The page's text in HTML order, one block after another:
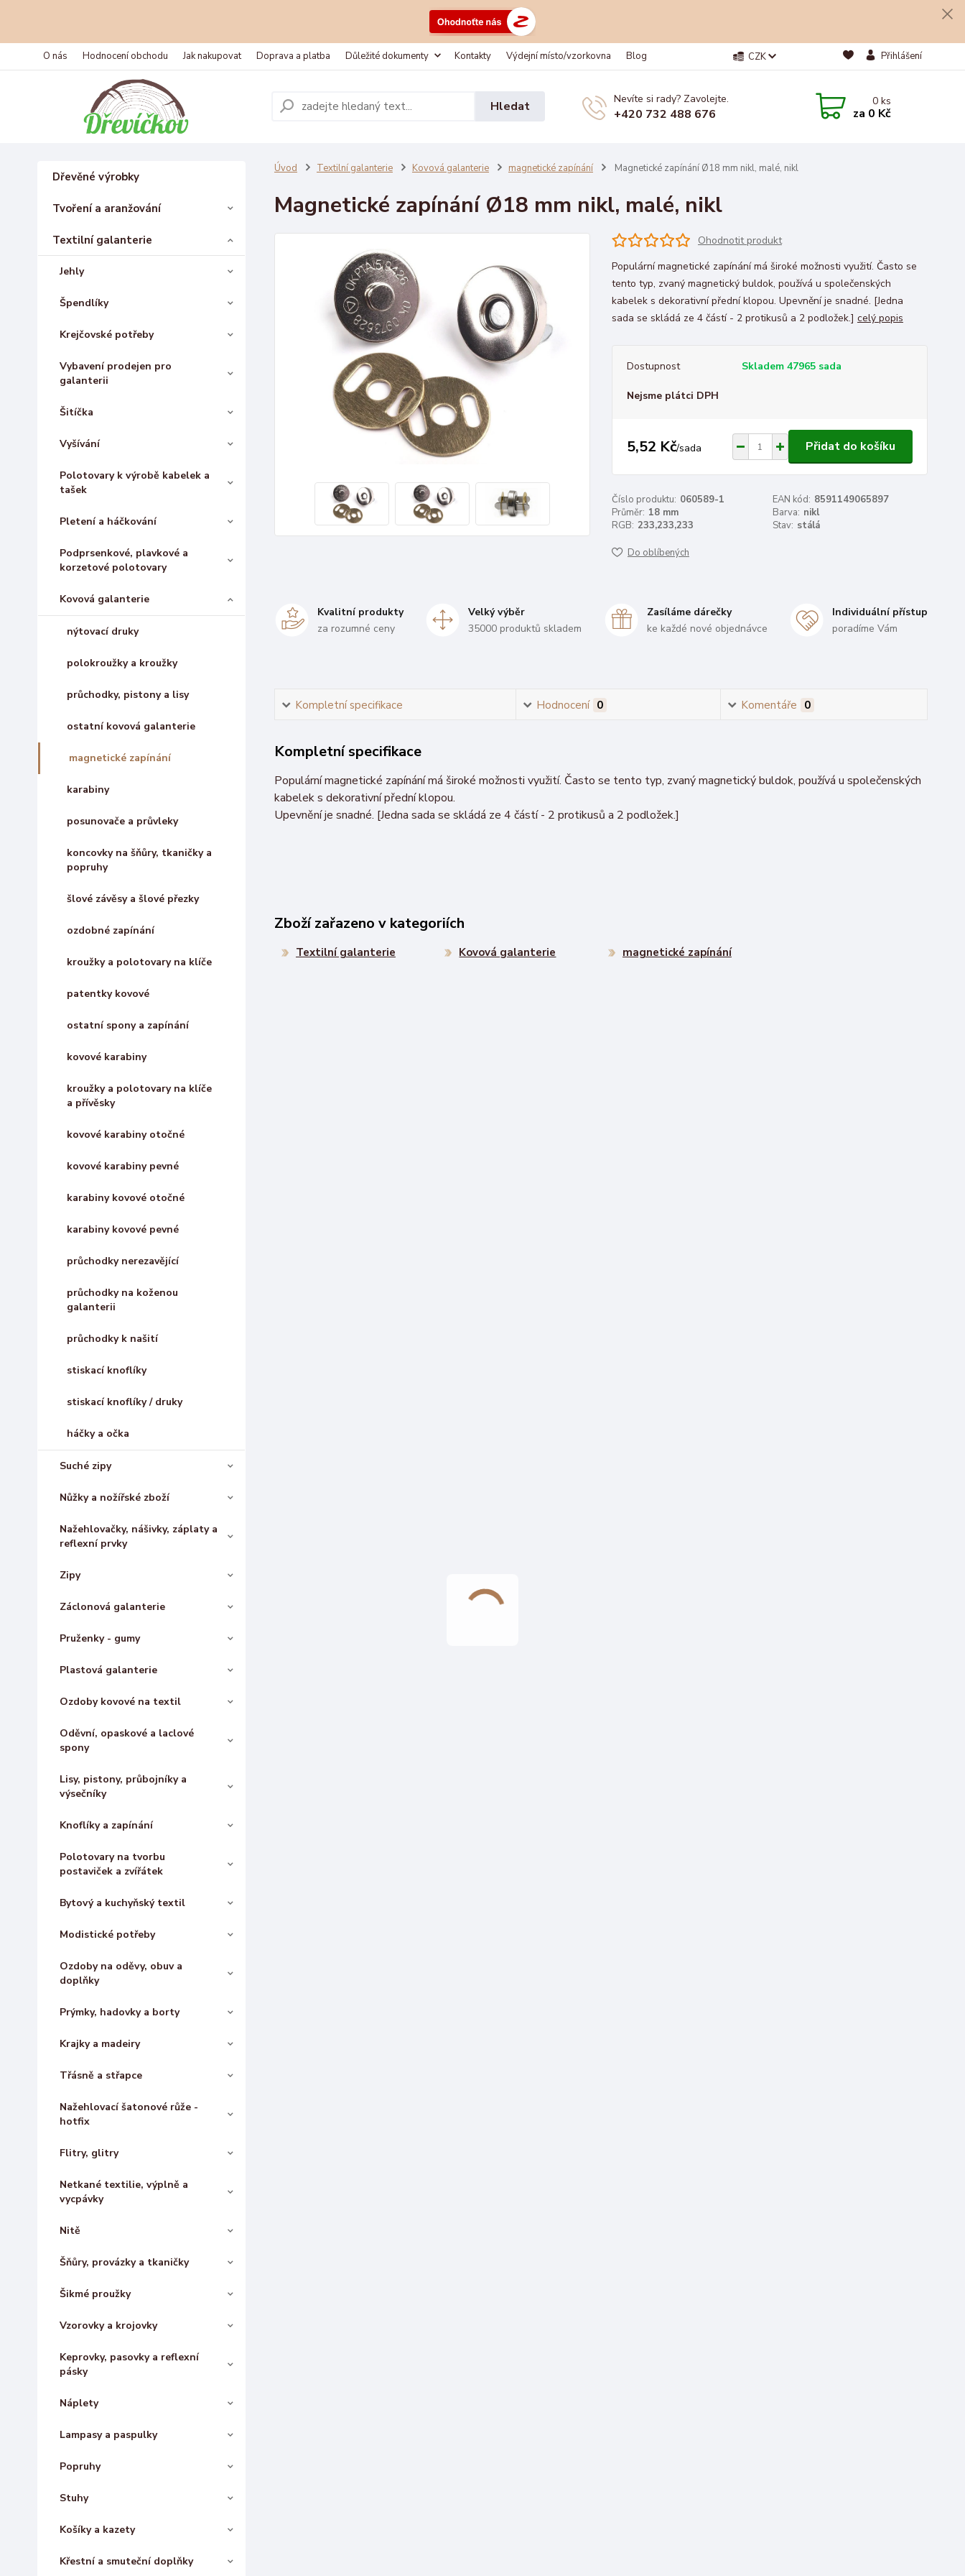
O nás Hodnocení obchodu Jak nakupovat Doprava a platba Důležité dokumenty Kontakty Výdejní místo/vzorkovna Blog CZK Přihlášení
Hledat Nevíte si rady? Zavolejte.
+420 732 488 676
0ks
za 0 Kč
Dřevěné výrobky
Tvoření a aranžování
Textilní galanterie
Jehly
Špendlíky
Krejčovské potřeby
Vybavení prodejen pro
galanterii
Šitíčka
Vyšívání
Polotovary k výrobě kabelek a
tašek
Pletení a háčkování
Podprsenkové, plavkové a
korzetové polotovary
Kovová galanterie
nýtovací druky
polokroužky a kroužky
průchodky, pistony a lisy
ostatní kovová galanterie
magnetické zapínání
karabiny
posunovače a průvleky
koncovky na šňůry, tkaničky a
popruhy
šlové závěsy a šlové přezky
ozdobné zapínání
kroužky a polotovary na klíče
patentky kovové
ostatní spony a zapínání
kovové karabiny
kroužky a polotovary na klíče
a přívěsky
kovové karabiny otočné
kovové karabiny pevné
karabiny kovové otočné
karabiny kovové pevné
průchodky nerezavějící
průchodky na koženou
galanterii
průchodky k našití
stiskací knoflíky
stiskací knoflíky / druky
háčky a očka
Suché zipy
Nůžky a nožířské zboží
Nažehlovačky, nášivky, záplaty a
reflexní prvky
Zipy
Záclonová galanterie
Pruženky - gumy
Plastová galanterie
Ozdoby kovové na textil
Oděvní, opaskové a laclové
spony
Lisy, pistony, průbojníky a
výsečníky
Knoflíky a zapínání
Polotovary na tvorbu
postaviček a zvířátek
Bytový a kuchyňský textil
Modistické potřeby
Ozdoby na oděvy, obuv a
doplňky
Prýmky, hadovky a borty
Krajky a madeiry
Třásně a střapce
Nažehlovací šatonové růže -
hotfix
Flitry, glitry
Netkané textilie, výplně a
vycpávky
Nitě
Šňůry, provázky a tkaničky
Šikmé proužky
Vzorovky a krojovky
Keprovky, pasovky a reflexní
pásky
Náplety
Lampasy a paspulky
Popruhy
Stuhy
Košíky a kazety
Křestní a smuteční doplňky
Úvod Textilní galanterie Kovová galanterie magnetické zapínání Magnetické zapínání Ø18 mm nikl, malé, nikl
Magnetické zapínání Ø18 mm nikl, malé, nikl
Ohodnotit produkt
Populární magnetické zapínání má široké možnosti využití. Často se
tento typ, zvaný magnetický buldok, používá u společenských
kabelek s dekorativní přední klopou. Upevnění je snadné. [Jedna
sada se skládá ze 4 částí - 2 protikusů a 2 podložek.] celý popis
Dostupnost Skladem 47965 sada
Nejsme plátci DPH
5,52 Kč/sada Přidat do košíku
Číslo produktu: 060589-1 EAN kód: 8591149065897
Průměr: 18 mm Barva: nikl
RGB: 233,233,233 Stav: stálá
Do oblíbených
Kvalitní produkty
za rozumné ceny
Velký výběr
35000 produktů skladem
Zasíláme dárečky
ke každé nové objednávce
Individuální přístup
poradíme Vám
Kompletní specifikace Hodnocení 0 Komentáře 0
Kompletní specifikace
Populární magnetické zapínání má široké možnosti využití. Často se tento typ, zvaný magnetický buldok, používá u společenských
kabelek s dekorativní přední klopou.
Upevnění je snadné. [Jedna sada se skládá ze 4 částí - 2 protikusů a 2 podložek.]
Zboží zařazeno v kategoriích
Textilní galanterie Kovová galanterie magnetické zapínání